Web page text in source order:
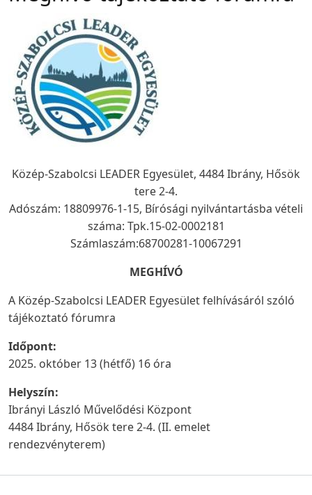
Közép-Szabolcsi LEADER Egyesület, 4484 Ibrány, Hősök
tere 2-4.
Adószám: 18809976-1-15, Bírósági nyilvántartásba vételi
száma: Tpk.15-02-0002181
Számlaszám:68700281-10067291
MEGHÍVÓ
A Közép-Szabolcsi LEADER Egyesület felhívásáról szóló
tájékoztató fórumra
Időpont:
2025. október 13 (hétfő) 16 óra
Helyszín:
Ibrányi László Művelődési Központ
4484 Ibrány, Hősök tere 2-4. (II. emelet
rendezvényterem)